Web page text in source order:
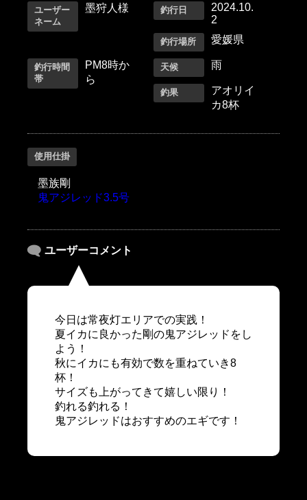
ユーザー
ネーム
墨狩人様 釣行日
2024.10.
2
釣行場所 愛媛県
釣行時間
帯
PM8時か
ら
天候 雨
釣果
アオリイ
カ8杯
使用仕掛
墨族剛
鬼アジレッド3.5号
ユーザーコメント
今日は常夜灯エリアでの実践！
夏イカに良かった剛の鬼アジレッドをし
よう！
秋にイカにも有効で数を重ねていき8
杯！
サイズも上がってきて嬉しい限り！
釣れる釣れる！
鬼アジレッドはおすすめのエギです！